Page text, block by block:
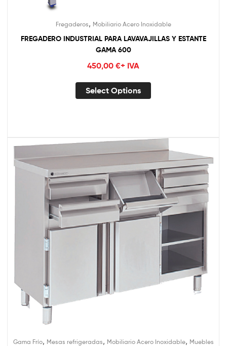
Fregaderos, Mobiliario Acero Inoxidable
FREGADERO INDUSTRIAL PARA LAVAVAJILLAS Y ESTANTE
GAMA 600
450,00 €+ IVA
Select Options
Gama Frío, Mesas refrigeradas, Mobiliario Acero Inoxidable, Muebles